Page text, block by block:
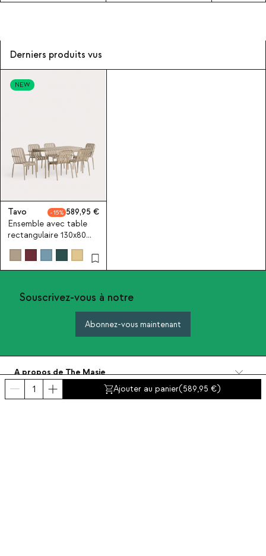
Ajouter au panier(589,95 )
Derniers produits vus
NEW
Tavo 15
589,95
Ensemble avec table
rectangulaire 130x80
cm et 6 chaises avec
Tavo
Souscrivez-vous à notre
Abonnez-vous maintenant
A propos de The Masie
Catégories
Contact et aide